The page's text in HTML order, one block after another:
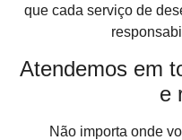
que cada serviço de
Atendemos em
e
Não importa onde